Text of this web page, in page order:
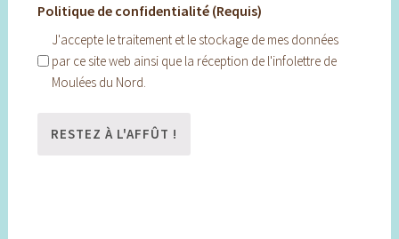
Politique de confidentialité (Requis)
J'accepte le traitement et le stockage de mes données
par ce site web ainsi que la réception de l'infolettre de
Moulées du Nord.